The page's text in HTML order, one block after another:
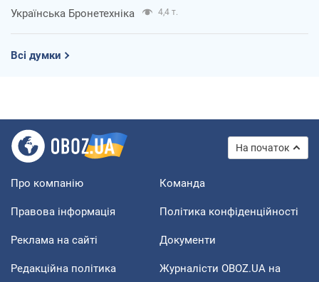
Українська Бронетехніка 4,4 т.
Всі думки
На початок
Про компанію Команда
Правова інформація Політика конфіденційності
Реклама на сайті Документи
Редакційна політика
Журналісти OBOZ.UA на